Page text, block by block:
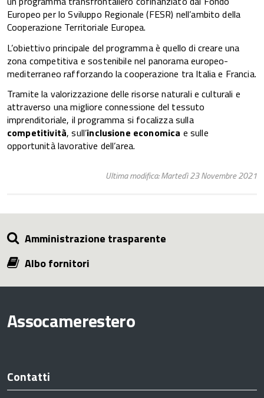
Europeo per lo Sviluppo Regionale (FESR) nell’ambito della
Cooperazione Territoriale Europea.
L’obiettivo principale del programma è quello di creare una
zona competitiva e sostenibile nel panorama europeo-
mediterraneo rafforzando la cooperazione tra Italia e Francia.
Tramite la valorizzazione delle risorse naturali e culturali e
attraverso una migliore connessione del tessuto
imprenditoriale, il programma si focalizza sulla
competitività, sull’inclusione economica e sulle
opportunità lavorative dell’area.
Ultima modifica: Martedì 23 Novembre 2021
Amministrazione trasparente
Albo fornitori
Assocamerestero
Contatti